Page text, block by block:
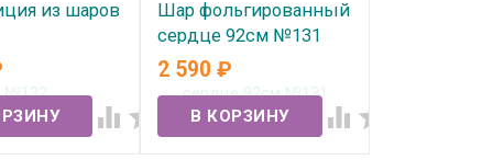
из шаров
 
Шар фольгированный
сердце 92см №131
В наличии
2 590₽
 